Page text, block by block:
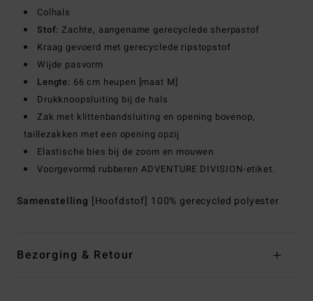
Colhals
Stof: Zachte, aangename gerecyclede sherpastof
Kraag gevoerd met gerecyclede ripstopstof
Wijde pasvorm
Lengte: 66 cm heupen [maat M]
Drukknoopsluiting bij de hals
Zak met klittenbandsluiting en opening bovenop,
taillezakken met een opening opzij
Elastische bies bij de zoom en mouwen
Voorgevormd rubberen ADVENTURE DIVISION-etiket.
Samenstelling [Hoofdstof] 100% gerecycled polyester
Bezorging & Retour